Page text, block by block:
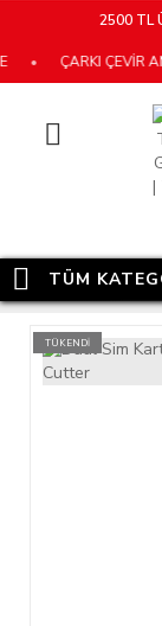
2500 TL
• ÇARKI ÇEVİR
TÜM
TÜKENDİ